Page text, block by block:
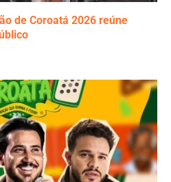
de Coroatá 2026 reúne